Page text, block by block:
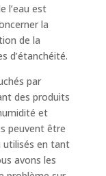
l’eau est
la
de la
d’étanchéité.
par
des produits
et
peuvent être
utilisés en tant
avons les